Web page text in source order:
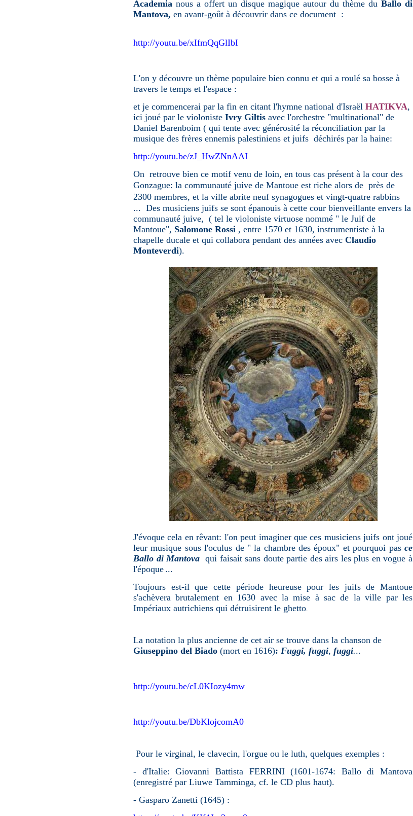
Academia nous a offert un disque magique autour du thème du Ballo di
Mantova, en avant-goût à découvrir dans ce document :
http://youtu.be/xIfmQqGlIbI
L'on y découvre un thème populaire bien connu et qui a roulé sa bosse à
travers le temps et l'espace :
et je commencerai par la fin en citant l'hymne national d'Israël HATIKVA,
ici joué par le violoniste Ivry Giltis avec l'orchestre "multinational" de
Daniel Barenboim ( qui tente avec générosité la réconciliation par la
musique des frères ennemis palestiniens et juifs déchirés par la haine:
http://youtu.be/zJ_HwZNnAAI
On retrouve bien ce motif venu de loin, en tous cas présent à la cour des
Gonzague: la communauté juive de Mantoue est riche alors de près de
2300 membres, et la ville abrite neuf synagogues et vingt-quatre rabbins
... Des musiciens juifs se sont épanouis à cette cour bienveillante envers la
communauté juive, ( tel le violoniste virtuose nommé " le Juif de
Mantoue", Salomone Rossi , entre 1570 et 1630, instrumentiste à la
chapelle ducale et qui collabora pendant des années avec Claudio
Monteverdi).
J'évoque cela en rêvant: l'on peut imaginer que ces musiciens juifs ont joué
leur musique sous l'oculus de " la chambre des époux" et pourquoi pas ce
Ballo di Mantova qui faisait sans doute partie des airs les plus en vogue à
l'époque ...
Toujours est-il que cette période heureuse pour les juifs de Mantoue
s'achèvera brutalement en 1630 avec la mise à sac de la ville par les
Impériaux autrichiens qui détruisirent le ghetto.
La notation la plus ancienne de cet air se trouve dans la chanson de
Giuseppino del Biado (mort en 1616): Fuggi, fuggi, fuggi...
http://youtu.be/cL0KIozy4mw
http://youtu.be/DbKlojcomA0
Pour le virginal, le clavecin, l'orgue ou le luth, quelques exemples :
- d'Italie: Giovanni Battista FERRINI (1601-1674: Ballo di Mantova
(enregistré par Liuwe Tamminga, cf. le CD plus haut).
- Gasparo Zanetti (1645) :